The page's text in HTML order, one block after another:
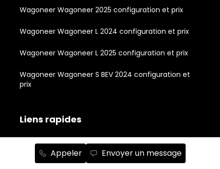
Appeler Envoyer un message
Wagoneer Wagoneer 2025 configuration et prix
Wagoneer Wagoneer L 2024 configuration et prix
Wagoneer Wagoneer L 2025 configuration et prix
Wagoneer Wagoneer S BEV 2024 configuration et
prix
Liens rapides
À propos
Inventaire de véhicules neufs